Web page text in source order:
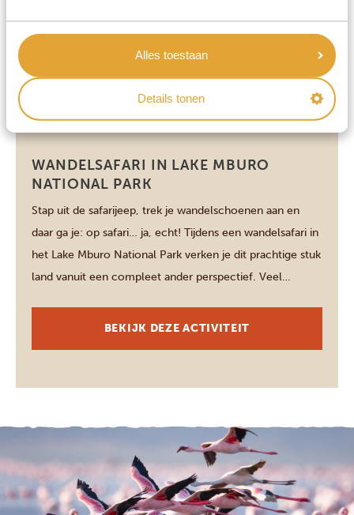
Alles toestaan
Details tonen
groepen, waardoor je een grote kans hebt om ze in het
het weelderige regenwoud, waar je chimpansees kunt
Lake Mburo National Park
WANDELSAFARI IN LAKE MBURO
NATIONAL PARK
Stap uit de safarijeep, trek je wandelschoenen aan en
daar ga je: op safari… ja, echt! Tijdens een wandelsafari in
het Lake Mburo National Park verken je dit prachtige stuk
land vanuit een compleet ander perspectief. Veel
van meren en leer meer over de flora en fauna […]
BEKIJK DEZE ACTIVITEIT